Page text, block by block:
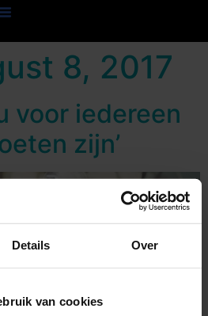
Details Over
van cookies
8, 2017
voor iedereen
zijn’
plaats. Tijdens deze